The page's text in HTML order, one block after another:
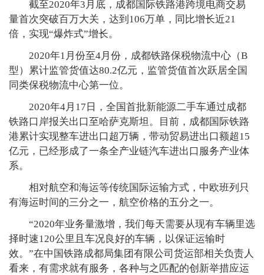
截至2020年3月底，成都国际铁路港跨境电商交易
量首次突破百万大关，达到106万单，同比增长近21
倍，实现“爆炸式”增长。
2020年1月份至4月份，成都铁路保税物流中心（B
型）累计监管货值达80.2亿元，监管货值首次跃居全国
同类保税物流中心第一位。
2020年4月17日，全国首批新能源二手车通过成都
铁路口岸报关出口至哈萨克斯坦。目前，成都国际铁路
港累计实现整车进出口超万辆，带动贸易进出口额超15
亿元，已经形成了一条全产业链汽车进出口服务产业体
系。
相对航空和海运等传统国际运输方式，中欧班列只
有海运时间的三分之一，航空价格的五分之一。
“2020年业务量激增，我们每天需要从现有车辆里选
择时速120公里且车况良好的车辆，以保证运输时
效。”在中国铁路成都局集团有限公司货运部相关负责人
看来，有需求就有服务，各种与之匹配的创新举措应运